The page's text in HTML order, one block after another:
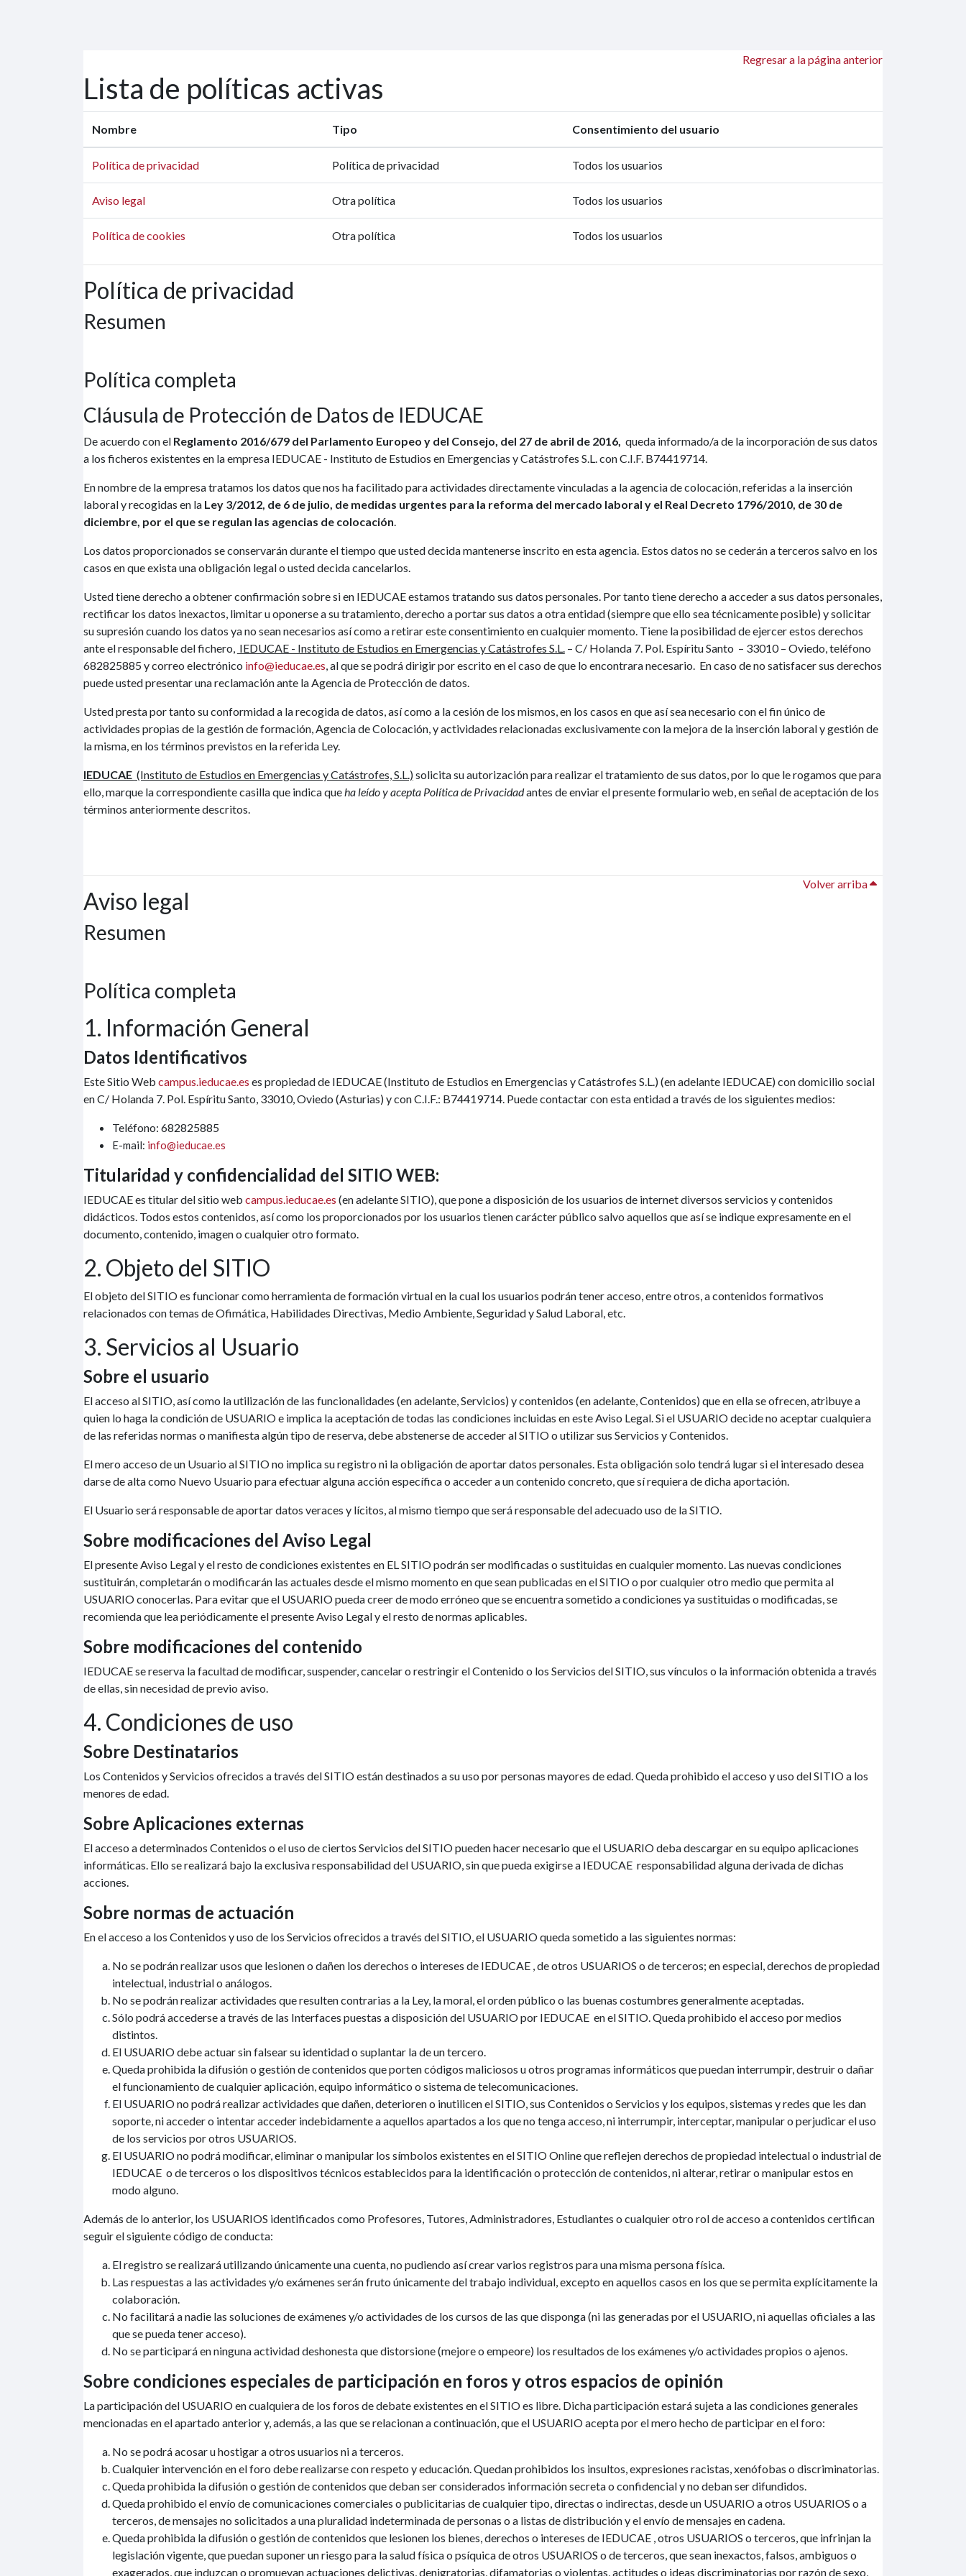
Regresar a la página anterior
Lista de políticas activas
Nombre Tipo Consentimiento del usuario
Política de privacidad Política de privacidad Todos los usuarios
Aviso legal Otra política Todos los usuarios
Política de cookies Otra política Todos los usuarios
Política de privacidad
Resumen
Política completa
Cláusula de Protección de Datos de IEDUCAE
De acuerdo con el Reglamento 2016/679 del Parlamento Europeo y del Consejo, del 27 de abril de 2016, queda informado/a de la incorporación de sus datos
a los ficheros existentes en la empresa IEDUCAE - Instituto de Estudios en Emergencias y Catástrofes S.L. con C.I.F. B74419714.
En nombre de la empresa tratamos los datos que nos ha facilitado para actividades directamente vinculadas a la agencia de colocación, referidas a la inserción
laboral y recogidas en laLey 3/2012, de 6 de julio, de medidas urgentes para la reforma del mercado laboral y el Real Decreto 1796/2010, de 30 de
diciembre, por el que se regulan las agencias de colocación.
Los datos proporcionados se conservarán durante el tiempo que usted decida mantenerse inscrito en esta agencia. Estos datos no se cederán a terceros salvo en los
casos en que exista una obligación legal o usted decida cancelarlos.
Usted tiene derecho a obtener confirmación sobre si en IEDUCAE estamos tratando sus datos personales. Por tanto tiene derecho a acceder a sus datos personales,
rectificar los datos inexactos, limitar u oponerse a su tratamiento, derecho a portar sus datos a otra entidad (siempre que ello sea técnicamente posible) y solicitar
su supresión cuando los datos ya no sean necesarios así como a retirar este consentimiento en cualquier momento. Tiene la posibilidad de ejercer estos derechos
ante el responsable del fichero, IEDUCAE - Instituto de Estudios en Emergencias y Catástrofes S.L.– C/ Holanda 7. Pol. Espíritu Santo – 33010 – Oviedo, teléfono
682825885 y correo electrónico info@ieducae.es, al que se podrá dirigir por escrito en el caso de que lo encontrara necesario. En caso de no satisfacer sus derechos
puede usted presentar una reclamación ante la Agencia de Protección de datos.
Usted presta por tanto su conformidad a la recogida de datos, así como a la cesión de los mismos, en los casos en que así sea necesario con el fin único de
actividades propias de la gestión de formación, Agencia de Colocación, y actividades relacionadas exclusivamente con la mejora de la inserción laboral y gestión de
la misma, en los términos previstos en la referida Ley.
IEDUCAE (Instituto de Estudios en Emergencias y Catástrofes, S.L.)solicita su autorización para realizar el tratamiento de sus datos, por lo que le rogamos que para
ello, marque la correspondiente casilla que indica queha leído y acepta Política de Privacidadantes de enviar el presente formulario web, en señal de aceptación de los
términos anteriormente descritos.
Volver arriba
Aviso legal
Resumen
Política completa
1. Información General
Datos Identificativos
Este Sitio Web campus.ieducae.es es propiedad de IEDUCAE (Instituto de Estudios en Emergencias y Catástrofes S.L.) (en adelante IEDUCAE) con domicilio social
en C/ Holanda 7. Pol. Espíritu Santo, 33010, Oviedo (Asturias) y con C.I.F.: B74419714. Puede contactar con esta entidad a través de los siguientes medios:
Teléfono: 682825885
E-mail: info@ieducae.es
Titularidad y confidencialidad del SITIO WEB:
IEDUCAE es titular del sitio web campus.ieducae.es (en adelante SITIO), que pone a disposición de los usuarios de internet diversos servicios y contenidos
didácticos. Todos estos contenidos, así como los proporcionados por los usuarios tienen carácter público salvo aquellos que así se indique expresamente en el
documento, contenido, imagen o cualquier otro formato.
2. Objeto del SITIO
El objeto del SITIO es funcionar como herramienta de formación virtual en la cual los usuarios podrán tener acceso, entre otros, a contenidos formativos
relacionados con temas de Ofimática, Habilidades Directivas, Medio Ambiente, Seguridad y Salud Laboral, etc.
3. Servicios al Usuario
Sobre el usuario
El acceso al SITIO, así como la utilización de las funcionalidades (en adelante, Servicios) y contenidos (en adelante, Contenidos) que en ella se ofrecen, atribuye a
quien lo haga la condición de USUARIO e implica la aceptación de todas las condiciones incluidas en este Aviso Legal. Si el USUARIO decide no aceptar cualquiera
de las referidas normas o manifiesta algún tipo de reserva, debe abstenerse de acceder al SITIO o utilizar sus Servicios y Contenidos.
El mero acceso de un Usuario al SITIO no implica su registro ni la obligación de aportar datos personales. Esta obligación solo tendrá lugar si el interesado desea
darse de alta como Nuevo Usuario para efectuar alguna acción específica o acceder a un contenido concreto, que sí requiera de dicha aportación.
El Usuario será responsable de aportar datos veraces y lícitos, al mismo tiempo que será responsable del adecuado uso de la SITIO.
Sobre modificaciones del Aviso Legal
El presente Aviso Legal y el resto de condiciones existentes en EL SITIO podrán ser modificadas o sustituidas en cualquier momento. Las nuevas condiciones
sustituirán, completarán o modificarán las actuales desde el mismo momento en que sean publicadas en el SITIO o por cualquier otro medio que permita al
USUARIO conocerlas. Para evitar que el USUARIO pueda creer de modo erróneo que se encuentra sometido a condiciones ya sustituidas o modificadas, se
recomienda que lea periódicamente el presente Aviso Legal y el resto de normas aplicables.
Sobre modificaciones del contenido
IEDUCAE se reserva la facultad de modificar, suspender, cancelar o restringir el Contenido o los Servicios del SITIO, sus vínculos o la información obtenida a través
de ellas, sin necesidad de previo aviso.
4. Condiciones de uso
Sobre Destinatarios
Los Contenidos y Servicios ofrecidos a través del SITIO están destinados a su uso por personas mayores de edad. Queda prohibido el acceso y uso del SITIO a los
menores de edad.
Sobre Aplicaciones externas
El acceso a determinados Contenidos o el uso de ciertos Servicios del SITIO pueden hacer necesario que el USUARIO deba descargar en su equipo aplicaciones
informáticas. Ello se realizará bajo la exclusiva responsabilidad del USUARIO, sin que pueda exigirse a IEDUCAE responsabilidad alguna derivada de dichas
acciones.
Sobre normas de actuación
En el acceso a los Contenidos y uso de los Servicios ofrecidos a través del SITIO, el USUARIO queda sometido a las siguientes normas:
No se podrán realizar usos que lesionen o dañen los derechos o intereses de IEDUCAE , de otros USUARIOS o de terceros; en especial, derechos de propiedad
intelectual, industrial o análogos.
No se podrán realizar actividades que resulten contrarias a la Ley, la moral, el orden público o las buenas costumbres generalmente aceptadas.
Sólo podrá accederse a través de las Interfaces puestas a disposición del USUARIO por IEDUCAE en el SITIO. Queda prohibido el acceso por medios
distintos.
El USUARIO debe actuar sin falsear su identidad o suplantar la de un tercero.
Queda prohibida la difusión o gestión de contenidos que porten códigos maliciosos u otros programas informáticos que puedan interrumpir, destruir o dañar
el funcionamiento de cualquier aplicación, equipo informático o sistema de telecomunicaciones.
El USUARIO no podrá realizar actividades que dañen, deterioren o inutilicen el SITIO, sus Contenidos o Servicios y los equipos, sistemas y redes que les dan
soporte, ni acceder o intentar acceder indebidamente a aquellos apartados a los que no tenga acceso, ni interrumpir, interceptar, manipular o perjudicar el uso
de los servicios por otros USUARIOS.
El USUARIO no podrá modificar, eliminar o manipular los símbolos existentes en el SITIO Online que reflejen derechos de propiedad intelectual o industrial de
IEDUCAE o de terceros o los dispositivos técnicos establecidos para la identificación o protección de contenidos, ni alterar, retirar o manipular estos en
modo alguno.
Además de lo anterior, los USUARIOS identificados como Profesores, Tutores, Administradores, Estudiantes o cualquier otro rol de acceso a contenidos certifican
seguir el siguiente código de conducta:
El registro se realizará utilizando únicamente una cuenta, no pudiendo así crear varios registros para una misma persona física.
Las respuestas a las actividades y/o exámenes serán fruto únicamente del trabajo individual, excepto en aquellos casos en los que se permita explícitamente la
colaboración.
No facilitará a nadie las soluciones de exámenes y/o actividades de los cursos de las que disponga (ni las generadas por el USUARIO, ni aquellas oficiales a las
que se pueda tener acceso).
No se participará en ninguna actividad deshonesta que distorsione (mejore o empeore) los resultados de los exámenes y/o actividades propios o ajenos.
Sobre condiciones especiales de participación en foros y otros espacios de opinión
La participación del USUARIO en cualquiera de los foros de debate existentes en el SITIO es libre. Dicha participación estará sujeta a las condiciones generales
mencionadas en el apartado anterior y, además, a las que se relacionan a continuación, que el USUARIO acepta por el mero hecho de participar en el foro:
No se podrá acosar u hostigar a otros usuarios ni a terceros.
Cualquier intervención en el foro debe realizarse con respeto y educación. Quedan prohibidos los insultos, expresiones racistas, xenófobas o discriminatorias.
Queda prohibida la difusión o gestión de contenidos que deban ser considerados información secreta o confidencial y no deban ser difundidos.
Queda prohibido el envío de comunicaciones comerciales o publicitarias de cualquier tipo, directas o indirectas, desde un USUARIO a otros USUARIOS o a
terceros, de mensajes no solicitados a una pluralidad indeterminada de personas o a listas de distribución y el envío de mensajes en cadena.
Queda prohibida la difusión o gestión de contenidos que lesionen los bienes, derechos o intereses de IEDUCAE , otros USUARIOS o terceros, que infrinjan la
legislación vigente, que puedan suponer un riesgo para la salud física o psíquica de otros USUARIOS o de terceros, que sean inexactos, falsos, ambiguos o
exagerados, que induzcan o promuevan actuaciones delictivas, denigratorias, difamatorias o violentas, actitudes o ideas discriminatorias por razón de sexo,